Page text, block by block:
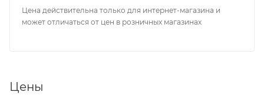
Цена действительна только для интернет-магазина и
может отличаться от цен в розничных магазинах
Цены